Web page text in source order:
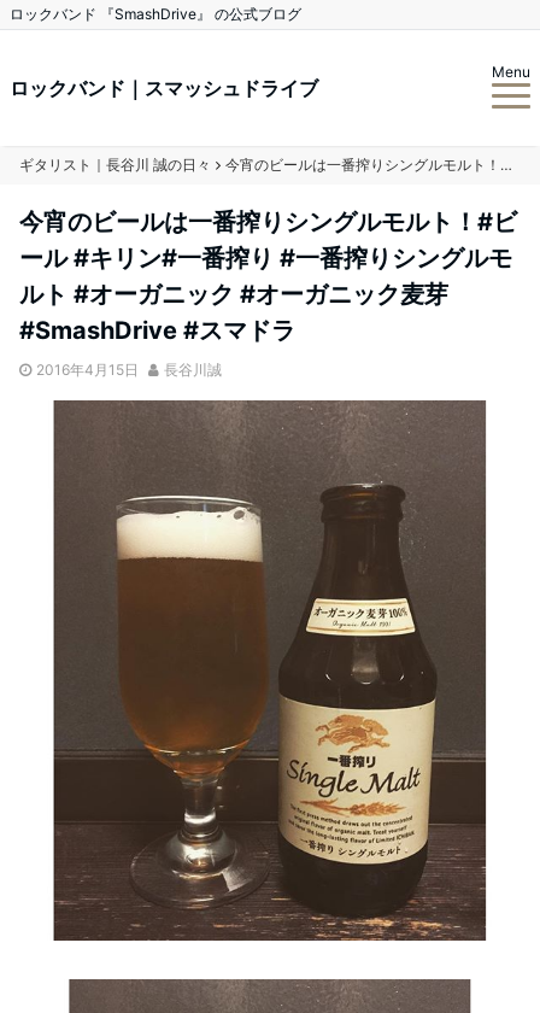
ロックバンド 『SmashDrive』 の公式ブログ
ロックバンド｜スマッシュドライブ
Menu
ギタリスト｜長谷川 誠の日々 今宵のビールは一番搾りシングルモルト！#ビール #キリン#一番搾り #一番搾りシングルモルト #オーガニック #オーガニック麦芽 #SmashDrive #スマドラ
今宵のビールは一番搾りシングルモルト！#ビ
ール #キリン#一番搾り #一番搾りシングルモ
ルト #オーガニック #オーガニック麦芽
#SmashDrive #スマドラ
2016年4月15日 長谷川誠